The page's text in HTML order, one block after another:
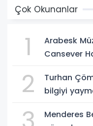
Çok Okunanlar
1
Arabesk
Cansever
2
Turhan
bilgiyi
Menderes